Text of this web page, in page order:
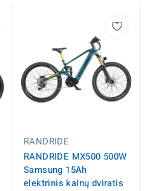
RANDRIDE
RANDRIDE MX500 500W
Samsung 15Ah
elektrinis kalnų dviratis